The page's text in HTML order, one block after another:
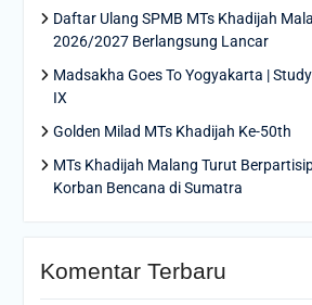
Daftar Ulang SPMB MTs Khadijah
2026/2027 Berlangsung Lancar
Madsakha Goes To Yogyakarta |
IX
Golden Milad MTs Khadijah Ke-50th
MTs Khadijah Malang Turut
Korban Bencana di Sumatra
Komentar Terbaru